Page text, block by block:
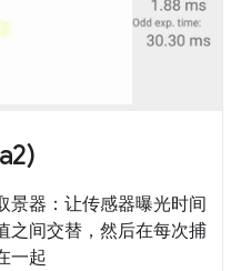
景器：让传感器曝光时间
之间交替，然后在每次捕
一起